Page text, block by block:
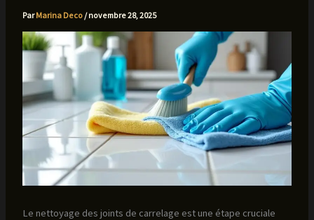
ParMarina Deco /novembre 28, 2025
Le nettoyage des joints de carrelage est une étape cruciale